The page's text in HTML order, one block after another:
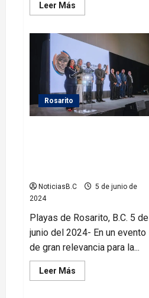
Leer Más
más
Exhorta
Gobierno
Municipal
a
revalidar
su
permiso
de
operación
2024
Rosarito
NoticiasB.C
5 de junio de
2024
Playas de Rosarito, B.C. 5 de
junio del 2024- En un evento
de gran relevancia para la...
Leer Más
más